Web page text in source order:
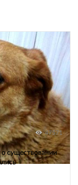
47571
существовании